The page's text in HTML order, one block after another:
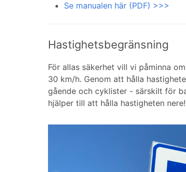
Se manualen här (PDF) >>>
Hastighetsbegränsning
För allas säkerhet vill vi påminna
30 km/h. Genom att hålla
gående och cyklister - särskilt för
hjälper till att hålla hastigheten nere!